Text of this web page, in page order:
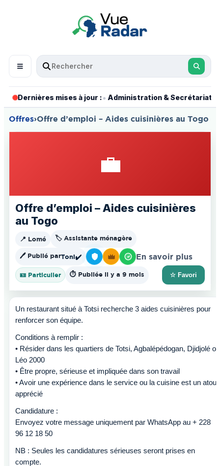
Dernières mises à jour :• Administration & Secrétariat
Offres›Offre d’emploi – Aides cuisinières au Togo
💼
Offre d’emploi – Aides cuisinières
au Togo
📍 Lomé 🏷️ Assistante ménagère
🖊️ Publié parToni✔️ En savoir plus
🪪 Particulier ⏱️ Publiée il y a 9 mois ☆ Favori
Un restaurant situé à Totsi recherche 3 aides cuisinières pour
renforcer son équipe.
Conditions à remplir :
• Résider dans les quartiers de Totsi, Agbalépédogan, Djidjolé ou
Léo 2000
• Être propre, sérieuse et impliquée dans son travail
• Avoir une expérience dans le service ou la cuisine est un atout
apprécié
Candidature :
Envoyez votre message uniquement par WhatsApp au + 228
96 12 18 50
NB : Seules les candidatures sérieuses seront prises en
compte.